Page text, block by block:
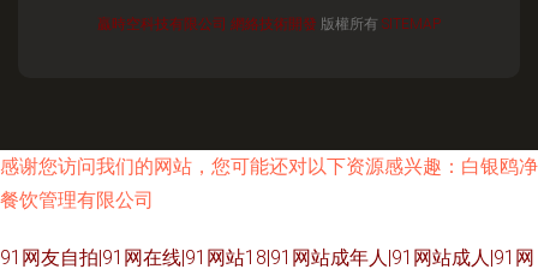
贏時空科技有限公司 網絡技術開發 版權所有 SITEMAP
感谢您访问我们的网站，您可能还对以下资源感兴趣：白银鸥净
餐饮管理有限公司
91网友自拍|91网在线|91网站18|91网站成年人|91网站成人|91网